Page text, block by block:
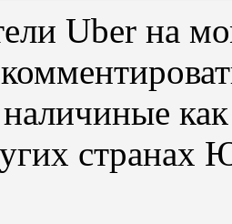
Uber на
странах